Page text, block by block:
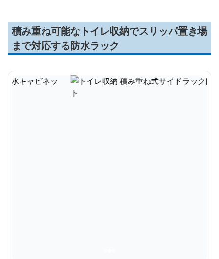
積み重ね可能なトイレ収納でスリッパ置き場
まで対応する防水ラック